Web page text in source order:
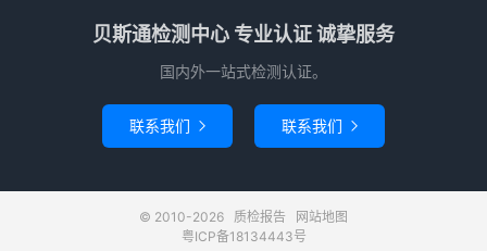
贝斯通检测中心 专业认证 诚挚服务
国内外一站式检测认证。
联系我们  联系我们 
© 2010-2026 质检报告
网站地图
粤ICP备18134443号